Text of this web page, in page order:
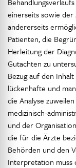
einerseits sowie der
andererseits
Patienten, die
Herleitung der
Gutachten zu
Bezug auf den
lückenhafte und
die Analyse
medizinisch-
und der
die für die Ärzte
Behörden und den
Interpretation muss